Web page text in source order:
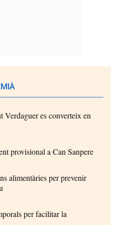
Verdaguer es converteix en
provisional a Can Sanpere
alimentàries per prevenir
per facilitar la